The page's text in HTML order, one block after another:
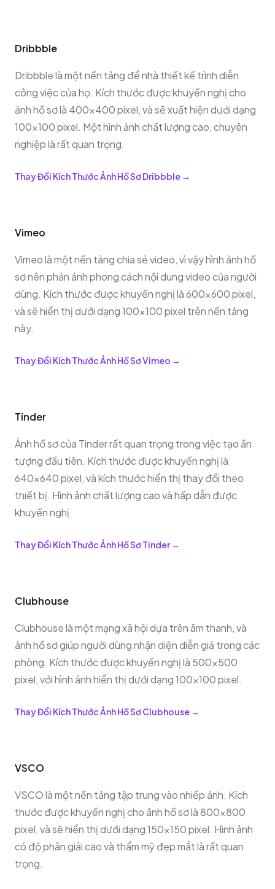
Dribbble
Dribbble là một nền tảng để nhà thiết kế trình diễn
công việc của họ. Kích thước được khuyến nghị cho
ảnh hồ sơ là 400x400 pixel, và sẽ xuất hiện dưới dạng
100x100 pixel. Một hình ảnh chất lượng cao, chuyên
nghiệp là rất quan trọng.
Thay Đổi Kích Thước Ảnh Hồ Sơ Dribbble →
Vimeo
Vimeo là một nền tảng chia sẻ video, vì vậy hình ảnh hồ
sơ nên phản ánh phong cách nội dung video của người
dùng. Kích thước được khuyến nghị là 600x600 pixel,
và sẽ hiển thị dưới dạng 100x100 pixel trên nền tảng
này.
Thay Đổi Kích Thước Ảnh Hồ Sơ Vimeo →
Tinder
Ảnh hồ sơ của Tinder rất quan trọng trong việc tạo ấn
tượng đầu tiên. Kích thước được khuyến nghị là
640x640 pixel, và kích thước hiển thị thay đổi theo
thiết bị. Hình ảnh chất lượng cao và hấp dẫn được
khuyến nghị.
Thay Đổi Kích Thước Ảnh Hồ Sơ Tinder →
Clubhouse
Clubhouse là một mạng xã hội dựa trên âm thanh, và
ảnh hồ sơ giúp người dùng nhận diện diễn giả trong các
phòng. Kích thước được khuyến nghị là 500x500
pixel, với hình ảnh hiển thị dưới dạng 100x100 pixel.
Thay Đổi Kích Thước Ảnh Hồ Sơ Clubhouse →
VSCO
VSCO là một nền tảng tập trung vào nhiếp ảnh. Kích
thước được khuyến nghị cho ảnh hồ sơ là 800x800
pixel, và sẽ hiển thị dưới dạng 150x150 pixel. Hình ảnh
có độ phân giải cao và thẩm mỹ đẹp mắt là rất quan
trọng.